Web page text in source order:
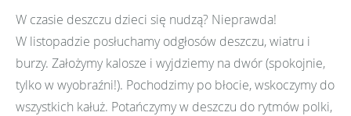
W czasie deszczu dzieci się nudzą? Nieprawda!
W listopadzie posłuchamy odgłosów deszczu, wiatru i
burzy. Założymy kalosze i wyjdziemy na dwór (spokojnie,
tylko w wyobraźni!). Pochodzimy po błocie, wskoczymy do
wszystkich kałuż. Potańczymy w deszczu do rytmów polki,